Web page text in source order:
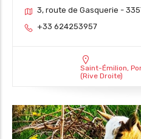
3, route de Gasquerie -
+33 624253957
Saint-Émilion,
(Rive Droite)